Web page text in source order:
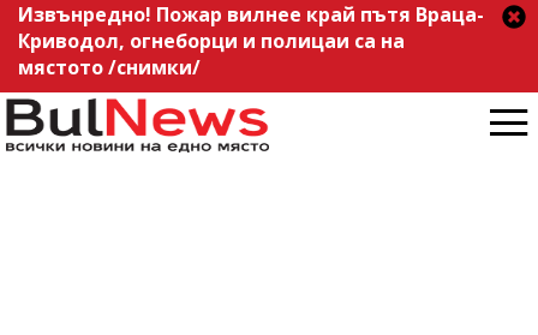
Извънредно! Пожар вилнее край пътя Враца-
Криводол, огнеборци и полицаи са на
мястото /снимки/